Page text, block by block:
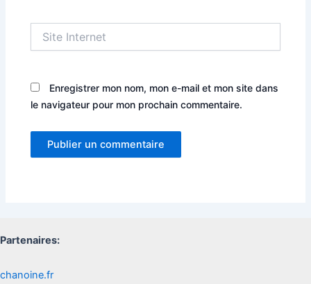
Internet
Enregistrer mon nom, mon e-mail et mon site dans
le navigateur pour mon prochain commentaire.
Partenaires:
chanoine.fr